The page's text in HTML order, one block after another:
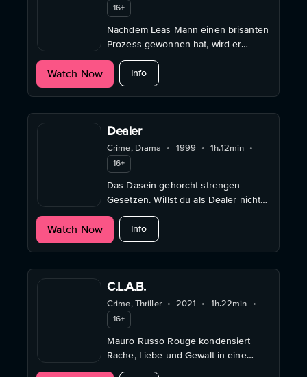
16+
Nachdem Leas Mann einen brisanten
Prozess gewonnen hat, wird er
verletzt am Straßenrand gefunden.
Watch Now Infoabout Nightlife
Dealer
Crime, Drama • 1999 • 1h.12min •
16+
Das Dasein gehorcht strengen
Gesetzen. Willst du als Dealer nicht
bei deinen Hintermännern in
Ungnade fallen, darfst du dich nicht
mit Bullen abgeben.
Watch Now Infoabout Dealer
C.L.A.B.
Crime, Thriller • 2021 • 1h.22min •
16+
Mauro Russo Rouge kondensiert
Rache, Liebe und Gewalt in eine
einzige Nacht. Es gibt nichts mehr zu